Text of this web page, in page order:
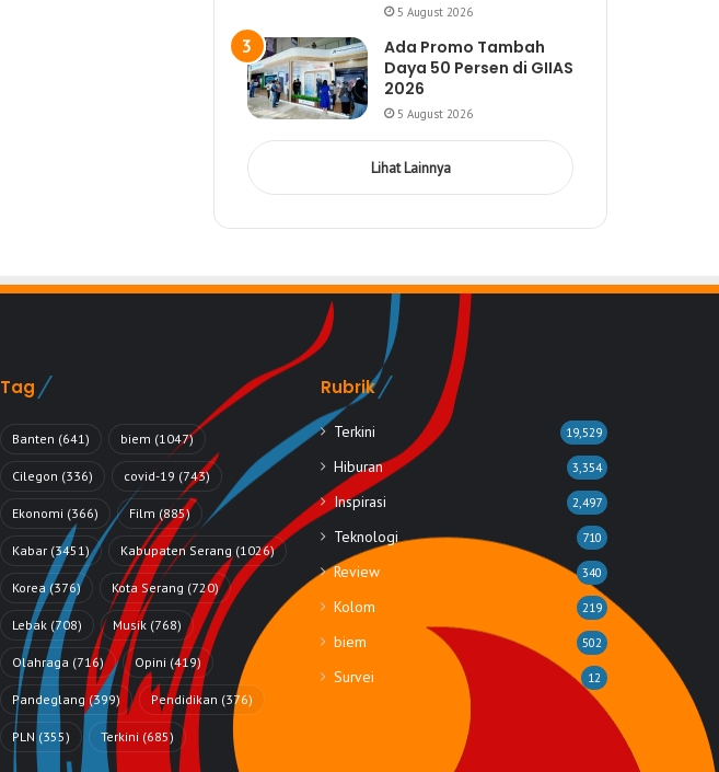
5 August 2026
Ada Promo Tambah
Daya 50 Persen di GIIAS
2026
5 August 2026
Lihat Lainnya
Tag
Banten (641) biem (1047)
Cilegon (336) covid-19 (743)
Ekonomi (366) Film (885)
Kabar (3451) Kabupaten Serang (1026)
Korea (376) Kota Serang (720)
Lebak (708) Musik (768)
Olahraga (716) Opini (419)
Pandeglang(399) Pendidikan (376)
PLN (355) Terkini (685)
Rubrik
Terkini 19,529
Hiburan 3,354
Inspirasi 2,497
Teknologi 710
Review 340
Kolom 219
biem 502
Survei 12